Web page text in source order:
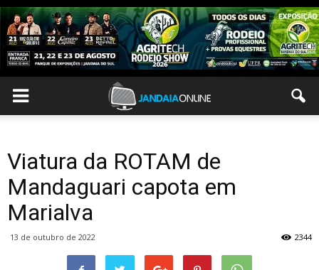
Viatura da ROTAM de
Mandaguari capota em
Marialva
13 de outubro de 2022 2344